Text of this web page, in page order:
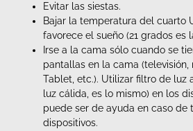
Evitar las siestas.
Bajar la temperatura del cuarto
favorece el sueño (21 grados es
Irse a la cama sólo cuando se
pantallas en la cama (televisión,
Tablet, etc.). Utilizar filtro de luz
luz cálida, es lo mismo) en los
puede ser de ayuda en caso de
dispositivos.